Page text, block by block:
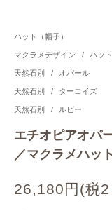
ハット（帽子）
マクラメデザイン / ハット
天然石別 / オパール
天然石別 / ターコイズ
天然石別 / ルビー
エチオピアオパ
／マクラメハット
26,180円(税